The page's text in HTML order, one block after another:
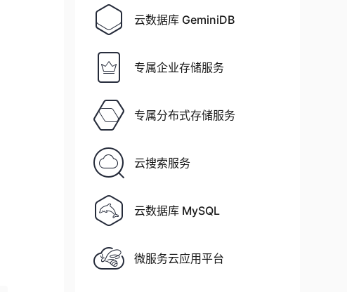
云数据库 GeminiDB
专属企业存储服务
专属分布式存储服务
云搜索服务
云数据库 MySQL
微服务云应用平台